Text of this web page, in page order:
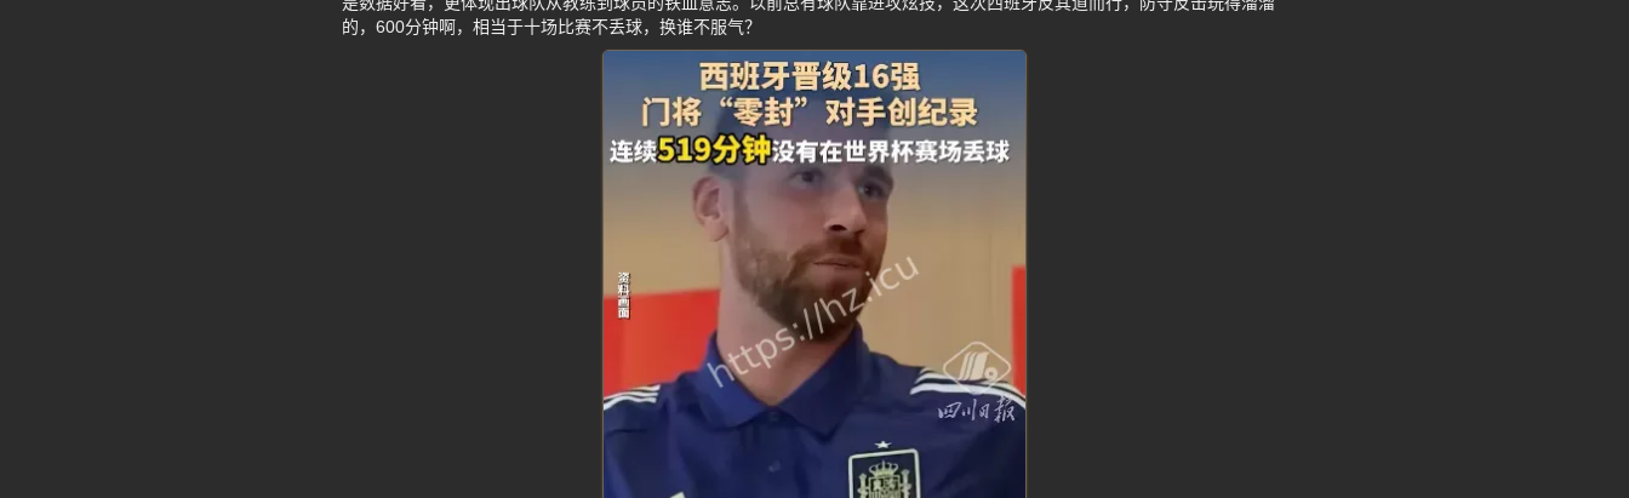
的，600分钟啊，相当于十场比赛不丢球，换谁不服气？